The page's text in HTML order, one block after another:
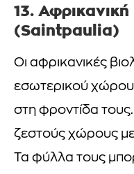
13. Αφρικανική
(Saintpaulia)
Οι αφρικανικές
εσωτερικού χώρου
στη φροντίδα
ζεστούς χώρους με
Τα φύλλα τους